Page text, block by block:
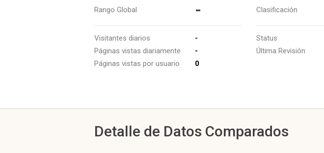
Rango Global -
Visitantes diarios
-
Páginas vistas diariamente
-
Páginas vistas por usuario
0
Clasificación
Status
Última Revisión
Detalle de Datos Comparados